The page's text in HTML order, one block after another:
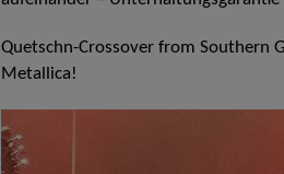
Quetschn-Crossover from Southern
Metallica!